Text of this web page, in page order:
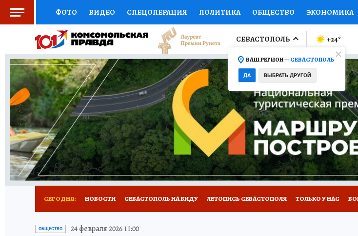
ФОТО ВИДЕО СПЕЦОПЕРАЦИЯ ПОЛИТИКА ОБЩЕСТВО ЭКОНОМИКА
СОЦПОДДЕРЖКА НАУКА СПОРТ КОЛУМНИСТЫ ПРОИСШЕСТВИЯ
ВЫБОР ЭКСПЕРТОВ ДОКТОР ФИНАНСЫ ОТКРЫВАЕМ МИР Я ЗНАЮ
КНИЖНАЯ ПОЛКА ПРОГНОЗЫ НА СПОРТ ПРОМОКОДЫ СЕРИАЛЫ
ПРЕСС-ЦЕНТР НЕДВИЖИМОСТЬ ТЕЛЕВИЗОР КОЛЛЕКЦИИ КОНКУРСЫ
РАДИО КП РЕКЛАМА ТЕСТЫ НОВОЕ НА САЙТЕ
СЕВАСТОПОЛЬ
ВАШ РЕГИОН —СЕВАСТОПОЛЬ
ДА ВЫБРАТЬ ДРУГОЙ
+24°
СЕГОДНЯ: НОВОСТИ СЕВАСТОПОЛЬ НА ВИДУ ЛЕТОПИСЬ СЕВАСТОПОЛЯ ТОЛЬКО У НАС
ЗАПОВЕДНАЯ РОССИЯ
ОБЩЕСТВО 24 февраля 2026 11:00